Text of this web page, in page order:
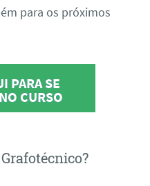
para os próximos
PARA SE
CURSO